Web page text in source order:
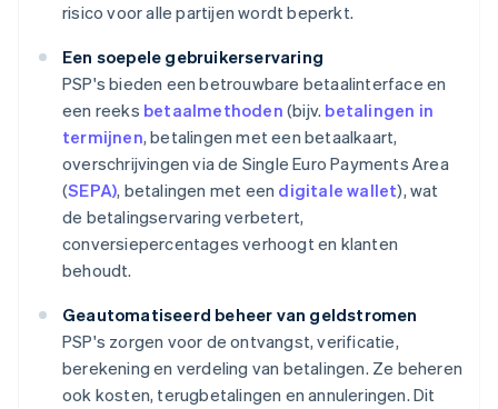
risico voor alle partijen wordt beperkt.
Een soepele gebruikerservaring
PSP's bieden een betrouwbare betaalinterface en
een reeks betaalmethoden (bijv. betalingen in
termijnen, betalingen met een betaalkaart,
overschrijvingen via de Single Euro Payments Area
(SEPA), betalingen met een digitale wallet), wat
de betalingservaring verbetert,
conversiepercentages verhoogt en klanten
behoudt.
Geautomatiseerd beheer van geldstromen
PSP's zorgen voor de ontvangst, verificatie,
berekening en verdeling van betalingen. Ze beheren
ook kosten, terugbetalingen en annuleringen. Dit